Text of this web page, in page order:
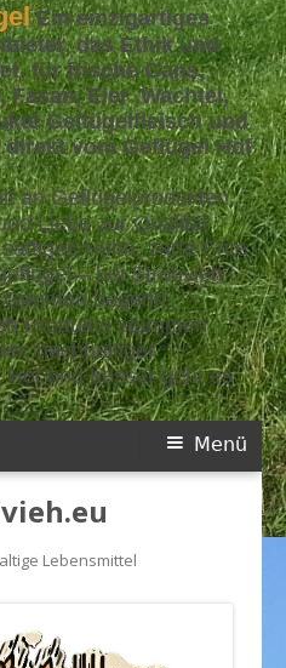
Ein einzigartiges
das Ethik und
für frische Gans,
Fasan, Eier ,Wachtel,
Geflügelfleisch und
vom Geflügel Hof
an Geflügelprodukten,
Liebe zur Qualität
Huhn, zarte Ente
– bei Strohvieh
begehrt.
Produkte stammen
nachhaltiger
und besser geht es